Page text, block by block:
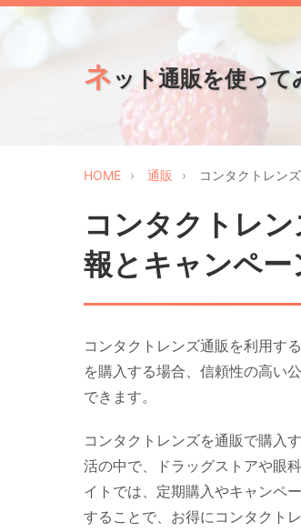
ネ ット通販を使って
HOME 通販 コンタクトレン
コンタクトレ
報とキャンペ
コンタクトレンズ通販を利用す
を購入する場合、信頼性の高い
できます。
コンタクトレンズを通販で購入
活の中で、ドラッグストアや眼
イトでは、定期購入やキャンペ
することで、お得にコンタクト